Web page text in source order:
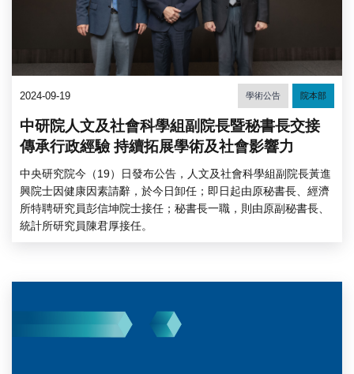
2024-09-19 學術公告 院本部
中研院人文及社會科學組副院長暨秘書長交接
傳承行政經驗 持續拓展學術及社會影響力
中央研究院今（19）日發布公告，人文及社會科學組副院長黃進
興院士因健康因素請辭，於今日卸任；即日起由原秘書長、經濟
所特聘研究員彭信坤院士接任；秘書長一職，則由原副秘書長、
統計所研究員陳君厚接任。